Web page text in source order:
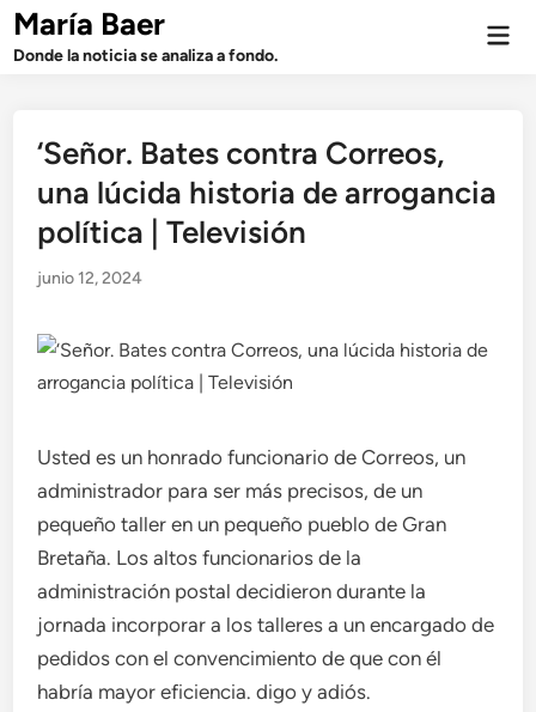
Saltar
contenido
María Baer
Donde la noticia se analiza a fondo.
‘Señor. Bates contra Correos,
una lúcida historia de arrogancia
política | Televisión
junio 12, 2024
Usted es un honrado funcionario de Correos, un
administrador para ser más precisos, de un
pequeño taller en un pequeño pueblo de Gran
Bretaña. Los altos funcionarios de la
administración postal decidieron durante la
jornada incorporar a los talleres a un encargado de
pedidos con el convencimiento de que con él
habría mayor eficiencia. digo y adiós.